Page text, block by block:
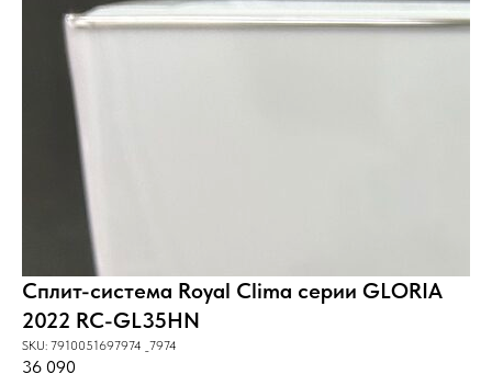
Сплит-система Royal Clima серии GLORIA
2022 RC-GL35HN
SKU: 7910051697974 _7974
36 090